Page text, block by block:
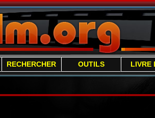
RECHERCHER OUTILS LIVRE